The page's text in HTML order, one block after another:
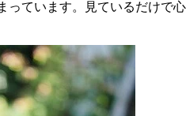
っています。見ているだけで心